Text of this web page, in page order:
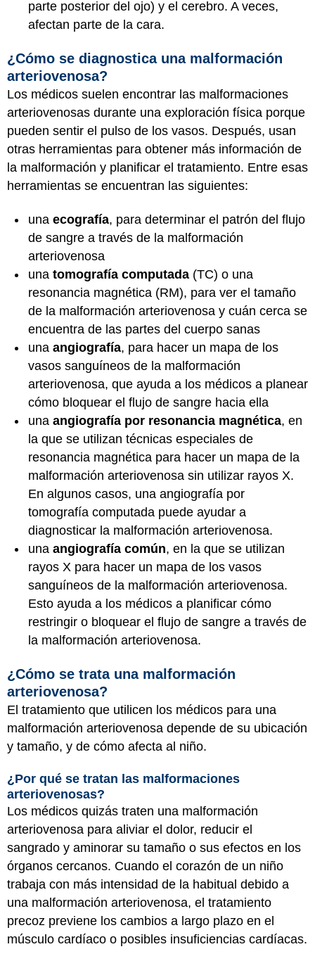
parte posterior del ojo) y el cerebro. A veces,
afectan parte de la cara.
¿Cómo se diagnostica una malformación
arteriovenosa?
Los médicos suelen encontrar las malformaciones
arteriovenosas durante una exploración física porque
pueden sentir el pulso de los vasos. Después, usan
otras herramientas para obtener más información de
la malformación y planificar el tratamiento. Entre esas
herramientas se encuentran las siguientes:
una ecografía, para determinar el patrón del flujo
de sangre a través de la malformación
arteriovenosa
una tomografía computada (TC) o una
resonancia magnética (RM), para ver el tamaño
de la malformación arteriovenosa y cuán cerca se
encuentra de las partes del cuerpo sanas
una angiografía, para hacer un mapa de los
vasos sanguíneos de la malformación
arteriovenosa, que ayuda a los médicos a planear
cómo bloquear el flujo de sangre hacia ella
una angiografía por resonancia magnética, en
la que se utilizan técnicas especiales de
resonancia magnética para hacer un mapa de la
malformación arteriovenosa sin utilizar rayos X.
En algunos casos, una angiografía por
tomografía computada puede ayudar a
diagnosticar la malformación arteriovenosa.
una angiografía común, en la que se utilizan
rayos X para hacer un mapa de los vasos
sanguíneos de la malformación arteriovenosa.
Esto ayuda a los médicos a planificar cómo
restringir o bloquear el flujo de sangre a través de
la malformación arteriovenosa.
¿Cómo se trata una malformación
arteriovenosa?
El tratamiento que utilicen los médicos para una
malformación arteriovenosa depende de su ubicación
y tamaño, y de cómo afecta al niño.
¿Por qué se tratan las malformaciones
arteriovenosas?
Los médicos quizás traten una malformación
arteriovenosa para aliviar el dolor, reducir el
sangrado y aminorar su tamaño o sus efectos en los
órganos cercanos. Cuando el corazón de un niño
trabaja con más intensidad de la habitual debido a
una malformación arteriovenosa, el tratamiento
precoz previene los cambios a largo plazo en el
músculo cardíaco o posibles insuficiencias cardíacas.